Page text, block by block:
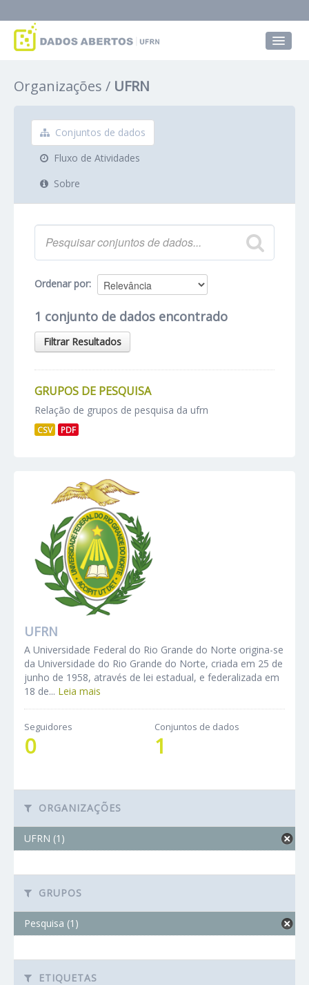
Grupos
Sobre
Organizações UFRN
Conjuntos de dados
Fluxo de Atividades
Sobre
Ordenar por
1 conjunto de dados encontrado
Filtrar Resultados
GRUPOS DE PESQUISA
Relação de grupos de pesquisa da ufrn
CSV PDF
UFRN
A Universidade Federal do Rio Grande do Norte origina-se
da Universidade do Rio Grande do Norte, criada em 25 de
junho de 1958, através de lei estadual, e federalizada em
18 de... Leia mais
Seguidores
0
Conjuntos de dados
1
ORGANIZAÇÕES
UFRN (1)
GRUPOS
Pesquisa (1)
ETIQUETAS